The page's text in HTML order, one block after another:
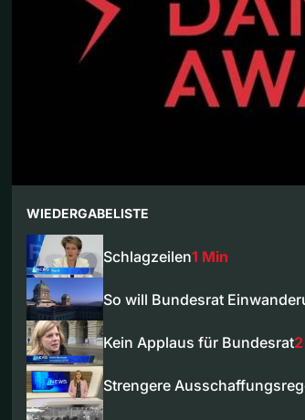
WIEDERGABELISTE
Schlagzeilen1 Min
So will Bundesrat
Kein Applaus für Bundesrat
Strengere